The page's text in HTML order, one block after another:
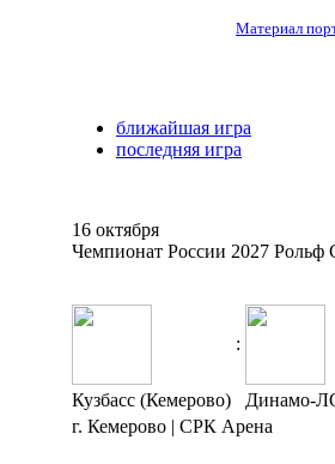
Материал
ближайшая игра
последняя игра
16 октября
Чемпионат России 2027 Рольф
:
Кузбасс (Кемерово)
Динамо-
г. Кемерово | СРК Арена